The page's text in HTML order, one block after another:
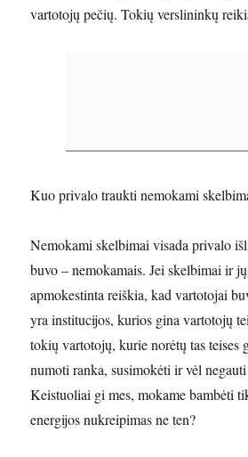
vartotojų pečių. Tokių verslininkų
Kuo privalo traukti nemokami
Nemokami skelbimai visada privalo
buvo – nemokamais. Jei skelbimai ir
apmokestinta reiškia, kad vartotojai
yra institucijos, kurios gina vartotojų
tokių vartotojų, kurie norėtų tas teises
numoti ranka, susimokėti ir vėl
Keistuoliai gi mes, mokame bambėti
energijos nukreipimas ne ten?